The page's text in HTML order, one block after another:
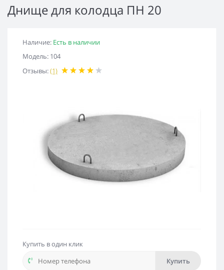
Днище для колодца ПН 20
Наличие: Есть в наличии
Модель: 104
Отзывы:(1)
Купить в один клик
Купить